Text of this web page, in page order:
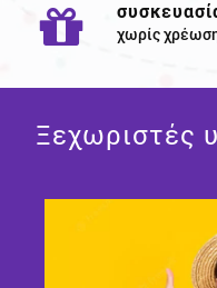
χωρίς
Ξεχωριστές